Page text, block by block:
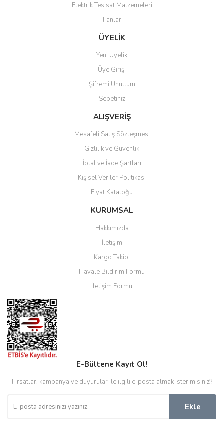
Ürün fiyatı diğer sitelerden daha pahalı.
Bu ürüne benzer farklı alternatifler olmalı.
Gönder
Elektrik Tesisat Malzemeleri
Fanlar
ÜYELİK
Yeni Üyelik
Üye Girişi
Şifremi Unuttum
Sepetiniz
ALIŞVERİŞ
Mesafeli Satış Sözleşmesi
Gizlilik ve Güvenlik
İptal ve İade Şartları
Kişisel Veriler Politikası
Fiyat Kataloğu
KURUMSAL
Hakkımızda
İletişim
Kargo Takibi
Havale Bildirim Formu
İletişim Formu
E-Bültene Kayıt Ol!
Fırsatlar, kampanya ve duyurular ile ilgili e-posta almak ister misiniz?
Ekle